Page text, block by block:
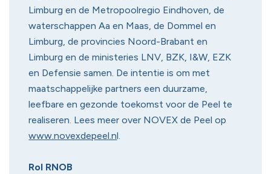
Limburg en de Metropoolregio Eindhoven, de
waterschappen Aa en Maas, de Dommel en
Limburg, de provincies Noord-Brabant en
Limburg en de ministeries LNV, BZK, I&W, EZK
en Defensie samen. De intentie is om met
maatschappelijke partners een duurzame,
leefbare en gezonde toekomst voor de Peel te
realiseren. Lees meer over NOVEX de Peel op
www.novexdepeel.nl.
Rol RNOB